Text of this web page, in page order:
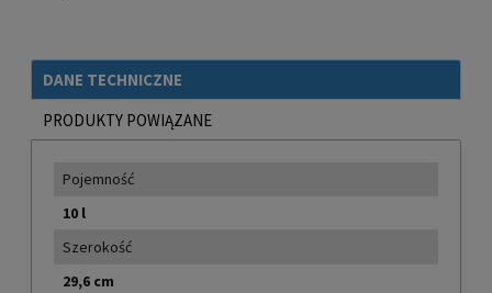
DANE TECHNICZNE
PRODUKTY POWIĄZANE
Pojemność
10 l
Szerokość
29,6 cm